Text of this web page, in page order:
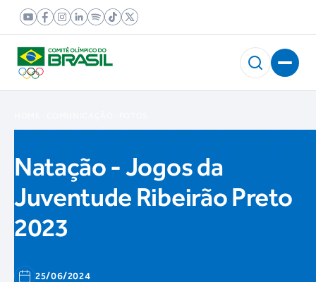
Natação - Jogos da
Juventude Ribeirão Preto
2023
25/06/2024